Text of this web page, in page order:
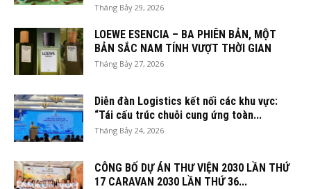
Tháng Bảy 29, 2026
LOEWE ESENCIA – BA PHIÊN BẢN, MỘT
BẢN SẮC NAM TÍNH VƯỢT THỜI GIAN
Tháng Bảy 27, 2026
Diễn đàn Logistics kết nối các khu vực:
“Tái cấu trúc chuỗi cung ứng toàn...
Tháng Bảy 24, 2026
CÔNG BỐ DỰ ÁN THƯ VIỆN 2030 LẦN THỨ
17 CARAVAN 2030 LẦN THỨ 36...